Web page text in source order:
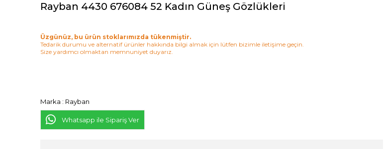
Rayban 4430 676084 52 Kadın Güneş Gözlükleri
Üzgünüz, bu ürün stoklarımızda tükenmiştir.
Tedarik durumu ve alternatif ürünler hakkında bilgi almak için lütfen bizimle iletişime geçin.
Size yardımcı olmaktan memnuniyet duyarız.
Marka : Rayban
Whatsapp ile Sipariş Ver